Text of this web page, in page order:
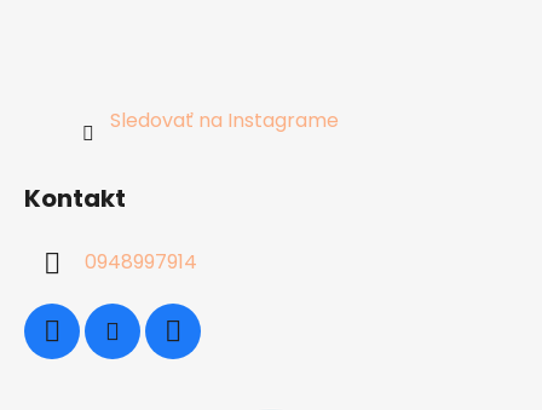
Sledovať na Instagrame
Kontakt
0948997914